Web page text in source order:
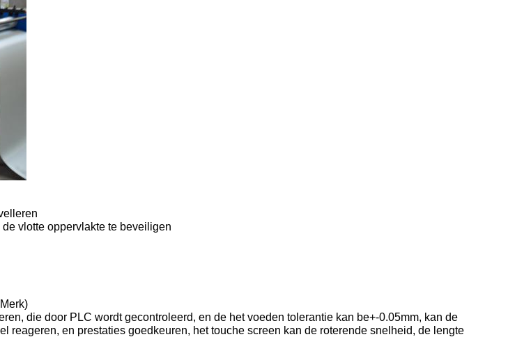
vlotte oppervlakte te beveiligen
die door PLC wordt gecontroleerd, en de het voeden tolerantie kan be+-0.05mm, kan de
reageren, en prestaties goedkeuren, het touche screen kan de roterende snelheid, de lengte